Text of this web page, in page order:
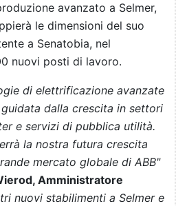
avanzato a Selmer,
le dimensioni del suo
a Senatobia, nel
nuovi posti di lavoro.
di elettrificazione avanzate
dalla crescita in settori
e servizi di pubblica utilità.
la nostra futura crescita
mercato globale di ABB"
Amministratore
nuovi stabilimenti a Selmer e